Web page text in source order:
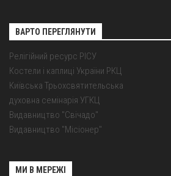
ВАРТО ПЕРЕГЛЯНУТИ
Релігійний ресурс РІСУ
Костели і каплиці України РКЦ
Київська Трьохсвятительська
духовна семінарія УГКЦ
Видавництво "Свічадо"
Видавництво "Місіонер"
МИ В МЕРЕЖІ